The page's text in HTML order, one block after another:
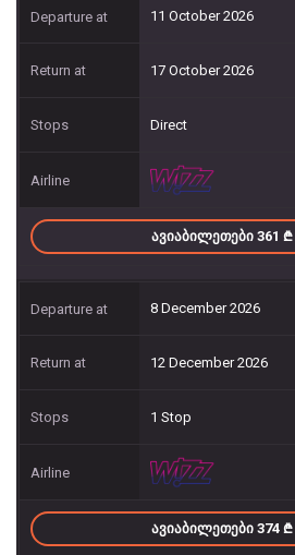
11 October 2026
17 October 2026
Direct
ᲐᲕᲘᲐᲑᲘᲚᲔᲗᲔᲑᲘ 361
8 December 2026
12 December 2026
1 Stop
ᲐᲕᲘᲐᲑᲘᲚᲔᲗᲔᲑᲘ 374